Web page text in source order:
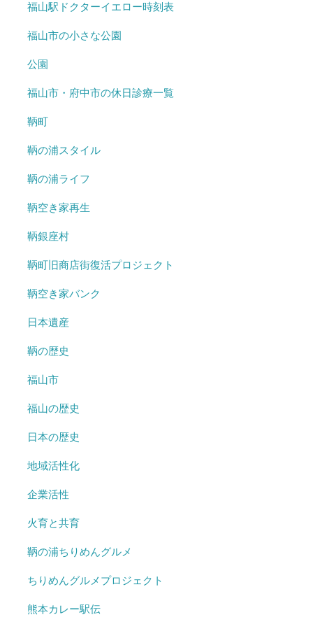
福山駅ドクターイエロー時刻表
福山市の小さな公園
公園
福山市・府中市の休日診療一覧
鞆町
鞆の浦スタイル
鞆の浦ライフ
鞆空き家再生
鞆銀座村
鞆町旧商店街復活プロジェクト
鞆空き家バンク
日本遺産
鞆の歴史
福山市
福山の歴史
日本の歴史
地域活性化
企業活性
火育と共育
鞆の浦ちりめんグルメ
ちりめんグルメプロジェクト
熊本カレー駅伝